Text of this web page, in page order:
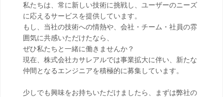
私たちは、常に新しい技術に挑戦し、ユーザーのニーズ
に応えるサービスを提供しています。
もし、当社の技術への情熱や、会社・チーム・社員の雰
囲気に共感いただけたなら、
ぜひ私たちと一緒に働きませんか？
現在、株式会社カサレアルでは事業拡大に伴い、新たな
仲間となるエンジニアを積極的に募集しています。
少しでも興味をお持ちいただけましたら、まずは弊社の